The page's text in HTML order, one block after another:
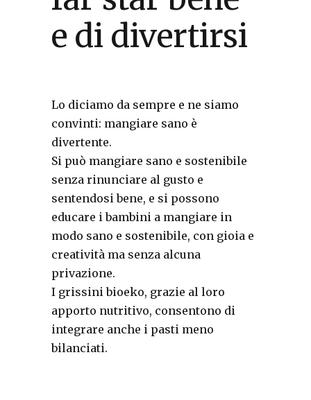
e di divertirsi
Lo diciamo da sempre e ne siamo
convinti: mangiare sano è
divertente.
Si può mangiare sano e sostenibile
senza rinunciare al gusto e
sentendosi bene, e si possono
educare i bambini a mangiare in
modo sano e sostenibile, con gioia e
creatività ma senza alcuna
privazione.
I grissini bioeko, grazie al loro
apporto nutritivo, consentono di
integrare anche i pasti meno
bilanciati.